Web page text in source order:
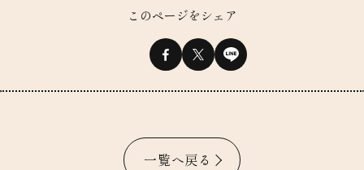
このページをシェア
一覧へ戻る